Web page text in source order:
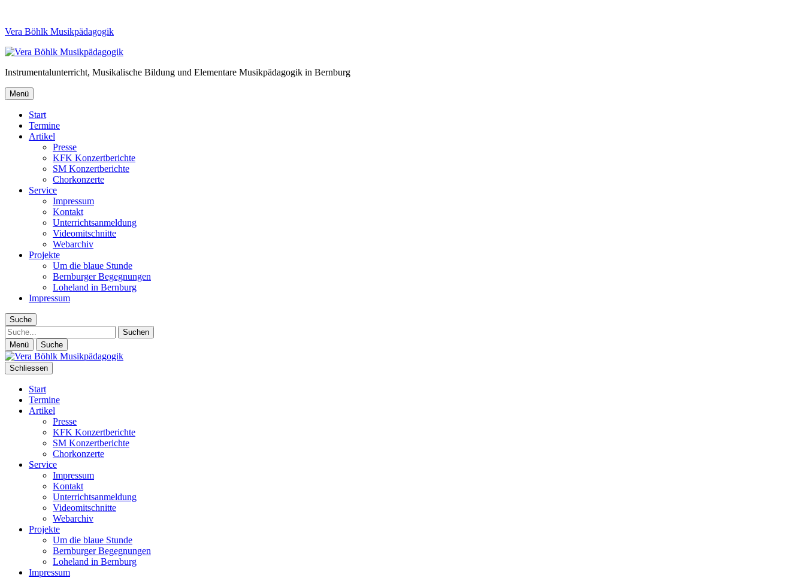
Vera Böhlk Musikpädagogik
Instrumentalunterricht, Musikalische Bildung und Elementare Musikpädagogik in Bernburg
Menü
Start
Termine
Artikel
Presse
KFK Konzertberichte
SM Konzertberichte
Chorkonzerte
Service
Impressum
Kontakt
Unterrichtsanmeldung
Videomitschnitte
Webarchiv
Projekte
Um die blaue Stunde
Bernburger Begegnungen
Loheland in Bernburg
Impressum
Suche
Suche
Menü Suche
Schliessen
Start
Termine
Artikel
Presse
KFK Konzertberichte
SM Konzertberichte
Chorkonzerte
Service
Impressum
Kontakt
Unterrichtsanmeldung
Videomitschnitte
Webarchiv
Projekte
Um die blaue Stunde
Bernburger Begegnungen
Loheland in Bernburg
Impressum